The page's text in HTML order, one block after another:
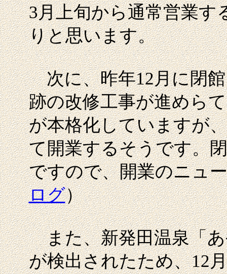
3月上旬から通常営業す
りと思います。
次に、昨年12月に閉館
跡の改修工事が進めら
が本格化していますが
て開業するそうです。
ですので、開業のニュ
ログ）
また、新発田温泉「あ
が検出されたため、12